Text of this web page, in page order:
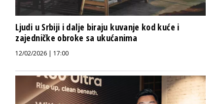
Ljudi u Srbiji i dalje biraju kuvanje kod kuće i
zajedničke obroke sa ukućanima
12/02/2026 | 17:00